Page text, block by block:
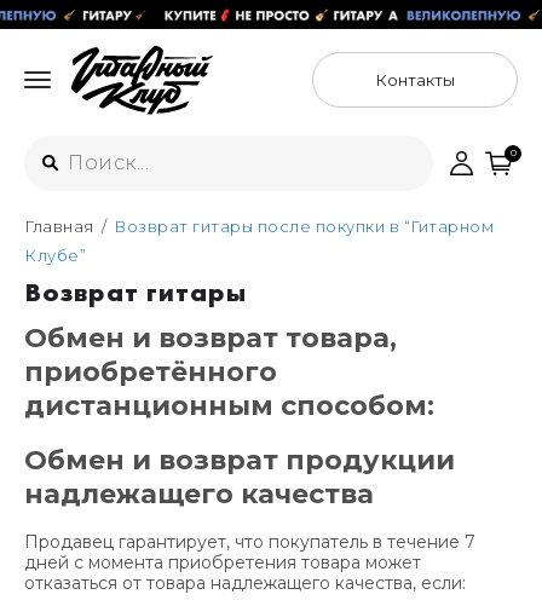
Контакты
Интернет-магазин
Москва
ул. Большая Новодмитровская 36с15,
"ФЛАКОН"
Санкт-Петербург
+7 (929) 179-15-49
ул. Гороховая 49Б, "SENO"
Мастерские
+7 (925) 879-85-35
Санкт-Петербург
0
Главная
Возврат гитары после покупки в “Гитарном
Клубе”
Возврат гитары
Обмен и возврат товара,
приобретённого
дистанционным способом:
Обмен и возврат продукции
надлежащего качества
Продавец гарантирует, что покупатель в течение 7
дней с момента приобретения товара может
отказаться от товара надлежащего качества, если: